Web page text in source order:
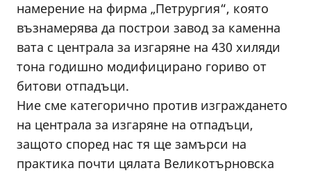
намерение на фирма „Петрургия“, която
възнамерява да построи завод за каменна
вата с централа за изгаряне на 430 хиляди
тона годишно модифицирано гориво от
битови отпадъци.
Ние сме категорично против изграждането
на централа за изгаряне на отпадъци,
защото според нас тя ще замърси на
практика почти цялата Великотърновска